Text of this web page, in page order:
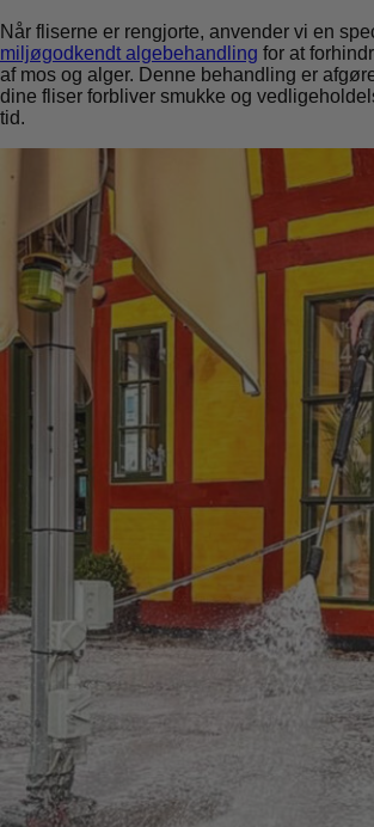
Når fliserne er rengjorte, anvender vi en
miljøgodkendt algebehandling for at
af mos og alger. Denne behandling er
dine fliser forbliver smukke og
tid.